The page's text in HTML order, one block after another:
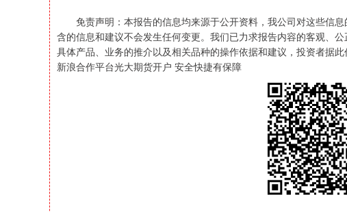
免责声明：本报告的信息均来源于公开资料，我公司对这些信息
含的信息和建议不会发生任何变更。我们已力求报告内容的客观、
具体产品、业务的推介以及相关品种的操作依据和建议，投资者据
新浪合作平台光大期货开户 安全快捷有保障